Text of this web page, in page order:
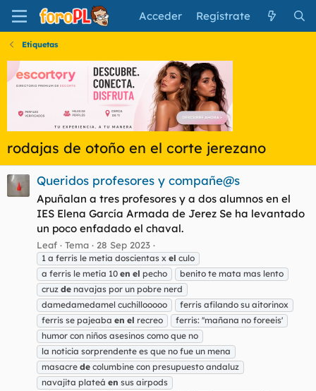
Acceder Regístrate
Etiquetas
rodajas de otoño en el corte jerezano
Queridos profesores y compañe@s
Apuñalan a tres profesores y a dos alumnos en el
IES Elena García Armada de Jerez Se ha levantado
un poco enfadado el chaval.
Leaf Tema 28 Sep 2023
1 a ferris le metia doscientas x el culo
a ferris le metía 10 en el pecho
benito te mata mas lento
cruz de navajas por un pobre nerd
damedamedamel cuchillooooo
ferris afilando su aitorinox
ferris se pajeaba en el recreo
ferris: ''mañana no foreeis'
humor con niños asesinos como que no
la noticia sorprendente es que no fue un mena
masacre de columbine con presupuesto andaluz
navajita plateá en sus airpods